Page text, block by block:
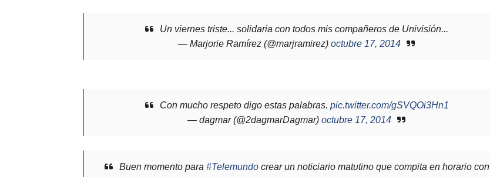
Un viernes triste... solidaria con todos mis compañeros de Univisión...
— Marjorie Ramírez (@marjramirez) octubre 17, 2014
Con mucho respeto digo estas palabras. pic.twitter.com/gSVQOi3Hn1
— dagmar (@2dagmarDagmar) octubre 17, 2014
Buen momento para #Telemundocrear un noticiario matutino que compita en horario con